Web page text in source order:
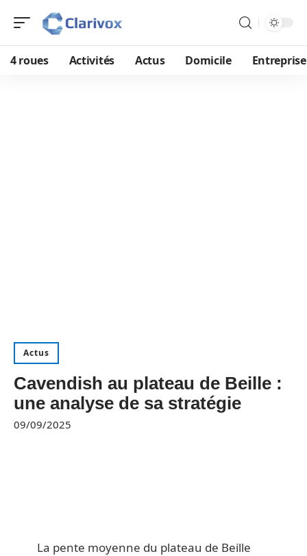
4 roues Activités Actus Domicile Entreprise
Actus
Cavendish au plateau de Beille :
une analyse de sa stratégie
09/09/2025
La pente moyenne du plateau de Beille